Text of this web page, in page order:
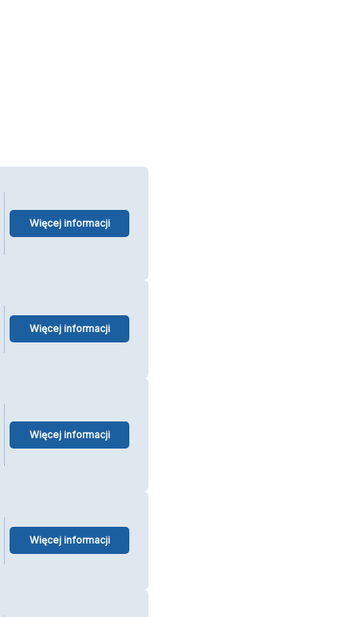
Więcej informacji
Więcej informacji
Więcej informacji
Więcej informacji